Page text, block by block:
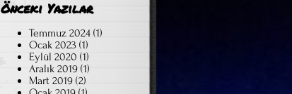
Önceki Yazılar
Temmuz 2024 (1)
Ocak 2023 (1)
Eylül 2020 (1)
Aralık 2019 (1)
Mart 2019 (2)